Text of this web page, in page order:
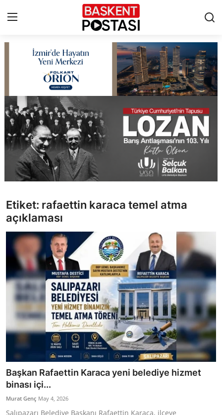
Çerez Politikası
Künye
Ankara
TBMM
Cumhurbaşkanlığı
Bakanlıklar
Siyasi Partiler
Mülki İdare
Toplum ve Yaşam
Sivil Toplum Kuruluşları
Kamu Kurumları ve Üst Kurullar
Resmi Reklamlar
Etiket: rafaettin karaca temel atma
açıklaması
Başkan Rafaettin Karaca yeni belediye hizmet
binası içi...
Murat Genç May 4, 2026
Salıpazarı Belediye Başkanı Rafaettin Karaca, ilçeye